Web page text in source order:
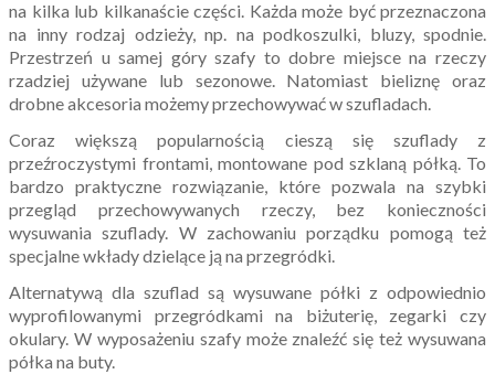
na kilka lub kilkanaście części. Każda może być przeznaczona
na inny rodzaj odzieży, np. na podkoszulki, bluzy, spodnie.
Przestrzeń u samej góry szafy to dobre miejsce na rzeczy
rzadziej używane lub sezonowe. Natomiast bieliznę oraz
drobne akcesoria możemy przechowywać w szufladach.
Coraz większą popularnością cieszą się szuflady z
przeźroczystymi frontami, montowane pod szklaną półką. To
bardzo praktyczne rozwiązanie, które pozwala na szybki
przegląd przechowywanych rzeczy, bez konieczności
wysuwania szuflady. W zachowaniu porządku pomogą też
specjalne wkłady dzielące ją na przegródki.
Alternatywą dla szuflad są wysuwane półki z odpowiednio
wyprofilowanymi przegródkami na biżuterię, zegarki czy
okulary. W wyposażeniu szafy może znaleźć się też wysuwana
półka na buty.